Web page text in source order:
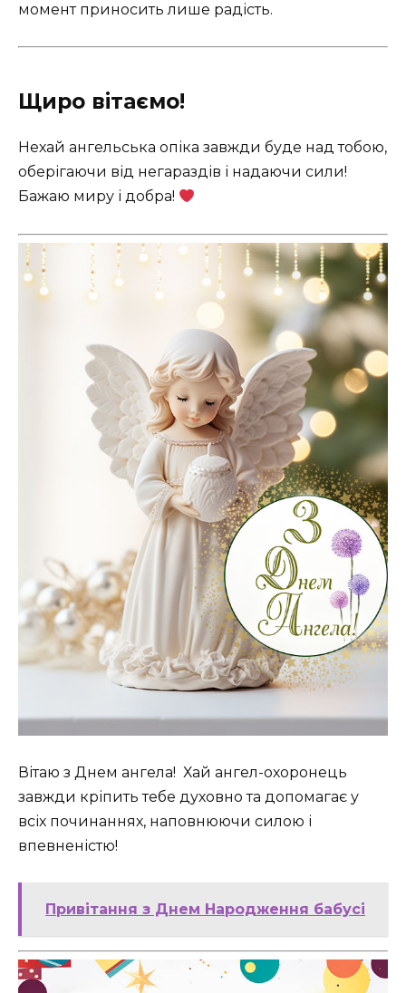
момент приносить лише радість.
Щиро вітаємо!
Нехай ангельська опіка завжди буде над тобою,
оберігаючи від негараздів і надаючи сили!
Бажаю миру і добра!
Вітаю з Днем ангела! ️ Хай ангел-охоронець
завжди кріпить тебе духовно та допомагає у
всіх починаннях, наповнюючи силою і
впевненістю!
Привітання з Днем Народження бабусі